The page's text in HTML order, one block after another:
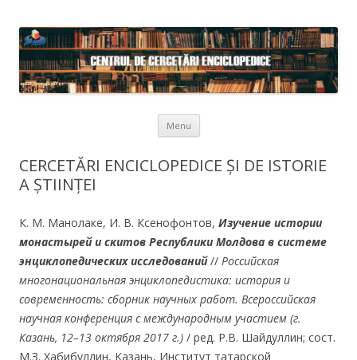
Menu Skip to content
CERCETĂRI ENCICLOPEDICE ȘI DE ISTORIE
A ȘTIINȚEI
К. М. Манолаке, И. В. Ксенофонтов, Изучение истории
монастырей и скитов Республики Молдова в системе
энциклопедических исследований// Российская
многонациональная энциклопедистика: история и
современность: сборник научных работ. Всероссийская
научная конференция с международным участием (г.
Казань, 12–13 октября 2017 г.) / ред. Р.В. Шайдуллин; сост.
М.З. Хабибуллин, Казань, Институт татарской